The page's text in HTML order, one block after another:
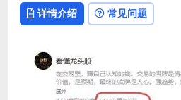
详情介绍 常见问题